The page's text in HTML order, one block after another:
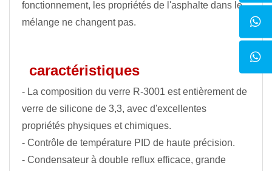
fonctionnement, les propriétés de l'asphalte dans le
mélange ne changent pas.
caractéristiques
- La composition du verre R-3001 est entièrement de
verre de silicone de 3,3, avec d'excellentes
propriétés physiques et chimiques.
- Contrôle de température PID de haute précision.
- Condensateur à double reflux efficace, grande